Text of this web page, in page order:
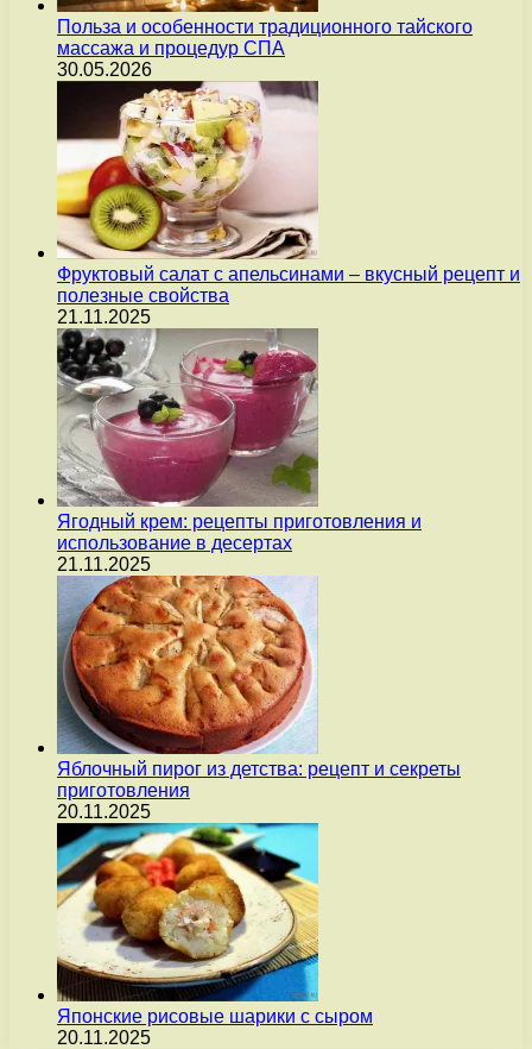
Польза и особенности традиционного тайского
массажа и процедур СПА
30.05.2026
Фруктовый салат с апельсинами – вкусный рецепт и
полезные свойства
21.11.2025
Ягодный крем: рецепты приготовления и
использование в десертах
21.11.2025
Яблочный пирог из детства: рецепт и секреты
приготовления
20.11.2025
Японские рисовые шарики с сыром
20.11.2025